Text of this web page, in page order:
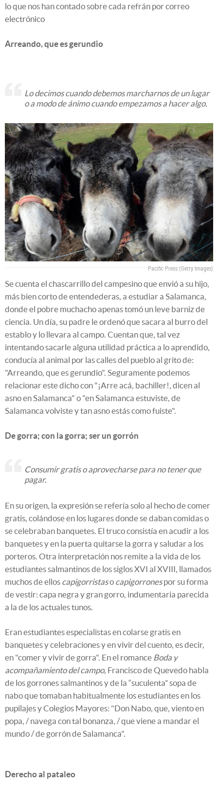
lo que nos han contado sobre cada refrán por correo
electrónico
Arreando, que es gerundio
Lo decimos cuando debemos marcharnos de un lugar
o a modo de ánimo cuando empezamos a hacer algo.
Pacific Press (Getty Images)
Se cuenta el chascarrillo del campesino que envió a su hijo,
más bien corto de entendederas, a estudiar a Salamanca,
donde el pobre muchacho apenas tomó un leve barniz de
ciencia. Un día, su padre le ordenó que sacara al burro del
establo y lo llevara al campo. Cuentan que, tal vez
intentando sacarle alguna utilidad práctica a lo aprendido,
conducía al animal por las calles del pueblo al grito de:
"Arreando, que es gerundio". Seguramente podemos
relacionar este dicho con "¡Arre acá, bachiller!, dicen al
asno en Salamanca" o "en Salamanca estuviste, de
Salamanca volviste y tan asno estás como fuiste".
De gorra; con la gorra; ser un gorrón
Consumir gratis o aprovecharse para no tener que
pagar.
En su origen, la expresión se refería solo al hecho de comer
gratis, colándose en los lugares donde se daban comidas o
se celebraban banquetes. El truco consistía en acudir a los
banquetes y en la puerta quitarse la gorra y saludar a los
porteros. Otra interpretación nos remite a la vida de los
estudiantes salmantinos de los siglos XVI al XVIII, llamados
muchos de ellos capigorristaso capigorronespor su forma
de vestir: capa negra y gran gorro, indumentaria parecida
a la de los actuales tunos.
Eran estudiantes especialistas en colarse gratis en
banquetes y celebraciones y en vivir del cuento, es decir,
en "comer y vivir de gorra". En el romance Boda y
acompañamiento del campo, Francisco de Quevedo habla
de los gorrones salmantinos y de la “suculenta” sopa de
nabo que tomaban habitualmente los estudiantes en los
pupilajes y Colegios Mayores: "Don Nabo, que, viento en
popa, / navega con tal bonanza, / que viene a mandar el
mundo / de gorrón de Salamanca".
Derecho al pataleo